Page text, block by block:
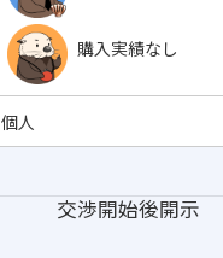
購入実績なし
個人
交渉開始後開示